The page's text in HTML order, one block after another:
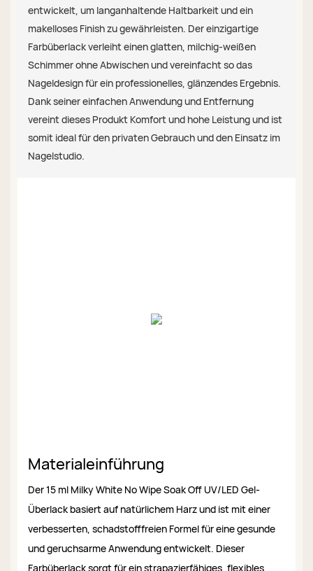
entwickelt, um langanhaltende Haltbarkeit und ein
makelloses Finish zu gewährleisten. Der einzigartige
Farbüberlack verleiht einen glatten, milchig-weißen
Schimmer ohne Abwischen und vereinfacht so das
Nageldesign für ein professionelles, glänzendes Ergebnis.
Dank seiner einfachen Anwendung und Entfernung
vereint dieses Produkt Komfort und hohe Leistung und ist
somit ideal für den privaten Gebrauch und den Einsatz im
Nagelstudio.
Materialeinführung
Der 15 ml Milky White No Wipe Soak Off UV/LED Gel-
Überlack basiert auf natürlichem Harz und ist mit einer
verbesserten, schadstofffreien Formel für eine gesunde
und geruchsarme Anwendung entwickelt. Dieser
Farbüberlack sorgt für ein strapazierfähiges, flexibles